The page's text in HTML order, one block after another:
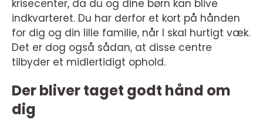
krisecenter, da du og dine børn kan blive
indkvarteret. Du har derfor et kort på hånden
for dig og din lille familie, når I skal hurtigt væk.
Det er dog også sådan, at disse centre
tilbyder et midlertidigt ophold.
Der bliver taget godt hånd om
dig